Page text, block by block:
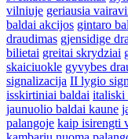
vilniuje geriausia
baldai akcijos gintaro
draudimas gjensidige
bilietai greitai skrydziai
skaiciuokle gyvybes
signalizacija II lygio
isskirtiniai baldai italiski
jaunuolio baldai kaune
palangoje kaip isirengti